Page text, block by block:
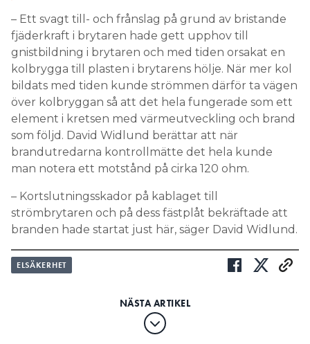
– Ett svagt till- och frånslag på grund av bristande
fjäderkraft i brytaren hade gett upphov till
gnistbildning i brytaren och med tiden orsakat en
kolbrygga till plasten i brytarens hölje. När mer kol
bildats med tiden kunde strömmen därför ta vägen
över kolbryggan så att det hela fungerade som ett
element i kretsen med värmeutveckling och brand
som följd. David Widlund berättar att när
brandutredarna kontrollmätte det hela kunde
man notera ett motstånd på cirka 120 ohm.
– Kortslutningsskador på kablaget till
strömbrytaren och på dess fästplåt bekräftade att
branden hade startat just här, säger David Widlund.
ELSÄKERHET